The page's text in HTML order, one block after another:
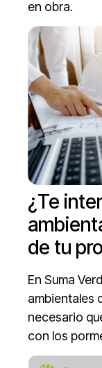
en obra.
¿Te
de tu
En Suma
ambientales
necesario
con los